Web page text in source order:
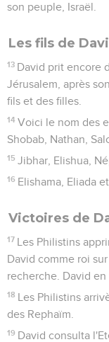
son peuple, Israël.
Les fils de
13 David prit encore
Jérusalem, après
fils et des filles.
14 Voici le nom des
Shobab, Nathan,
15 Jibhar, Elishua,
16 Elishama, Eliada
Victoires de
17 Les Philistins
David comme roi
recherche. David
18 Les Philistins
des Rephaïm.
19 David consulta